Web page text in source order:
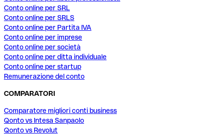
Conto online per SRL
Conto online per SRLS
Conto online per Partita IVA
Conto online per imprese
Conto online per società
Conto online per ditta individuale
Conto online per startup
Remunerazione del conto
COMPARATORI
Comparatore migliori conti business
Qonto vs Intesa Sanpaolo
Qonto vs Revolut